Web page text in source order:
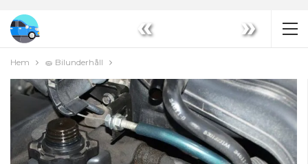
« »
Hem 🧽 Bilunderhåll